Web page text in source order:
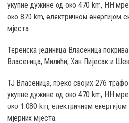
укупне дужине од око 470 km, НН
око 870 km, електричном енергијом
мјеста.
Теренска јединица Власеница
Власеница, Милићи, Хан Пијесак и
ТЈ Власеница, преко својих 276
укупне дужине од око 470 km, НН
око 1.080 km, електричном енергијом
мјерних мјеста.